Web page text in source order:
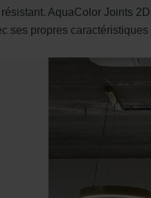
AquaColor Joints
propres